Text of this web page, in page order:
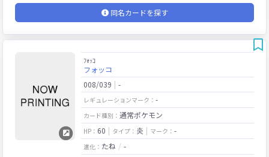
同名カードを探す
ﾌｫｯｺ
フォッコ
008/039
-
レギュレーションマーク： -
カード種別： 通常ポケモン
HP： 60 タイプ： 炎 マーク： -
進化： たね -